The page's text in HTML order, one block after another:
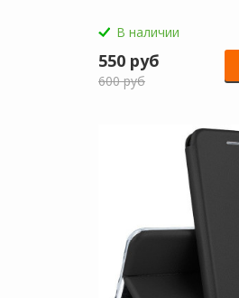
В наличии
550 руб
600 руб